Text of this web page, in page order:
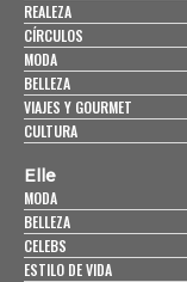
REALEZA
CÍRCULOS
MODA
BELLEZA
VIAJES Y GOURMET
CULTURA
Elle
MODA
BELLEZA
CELEBS
ESTILO DE VIDA